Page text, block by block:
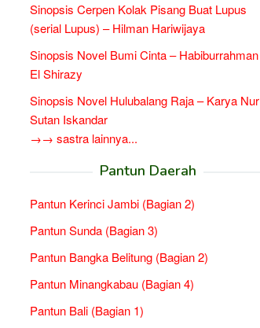
Sinopsis Cerpen Kolak Pisang Buat Lupus
(serial Lupus) – Hilman Hariwijaya
Sinopsis Novel Bumi Cinta – Habiburrahman
El Shirazy
Sinopsis Novel Hulubalang Raja – Karya Nur
Sutan Iskandar
→→ sastra lainnya...
Pantun Daerah
Pantun Kerinci Jambi (Bagian 2)
Pantun Sunda (Bagian 3)
Pantun Bangka Belitung (Bagian 2)
Pantun Minangkabau (Bagian 4)
Pantun Bali (Bagian 1)